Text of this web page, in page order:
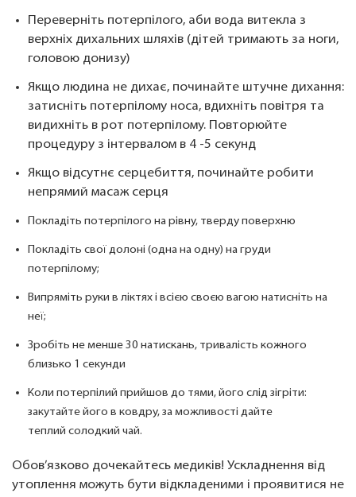
Переверніть потерпілого, аби вода витекла з
верхніх дихальних шляхів (дітей тримають за ноги,
головою донизу)
Якщо людина не дихає, починайте штучне дихання:
затисніть потерпілому носа, вдихніть повітря та
видихніть в рот потерпілому. Повторюйте
процедуру з інтервалом в 4 -5 секунд
Якщо відсутнє серцебиття, починайте робити
непрямий масаж серця
Покладіть потерпілого на рівну, тверду поверхню
Покладіть свої долоні (одна на одну) на груди
потерпілому;
Випряміть руки в ліктях і всією своєю вагою натисніть на
неї;
Зробіть не менше 30 натискань, тривалість кожного
близько 1 секунди
Коли потерпілий прийшов до тями, його слід зігріти:
закутайте його в ковдру, за можливості дайте
теплий солодкий чай.
Обов’язково дочекайтесь медиків! Ускладнення від
утоплення можуть бути відкладеними і проявитися не